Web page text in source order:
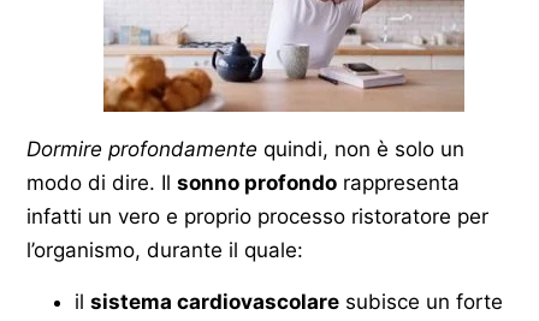
Dormire profondamente quindi, non è solo un
modo di dire. Il sonno profondo rappresenta
infatti un vero e proprio processo ristoratore per
l’organismo, durante il quale:
il sistema cardiovascolare subisce un forte